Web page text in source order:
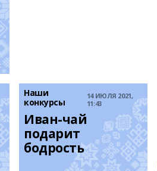
Наши
конкурсы
14 ИЮЛЯ 2021,
11:43
Иван-чай
подарит
бодрость